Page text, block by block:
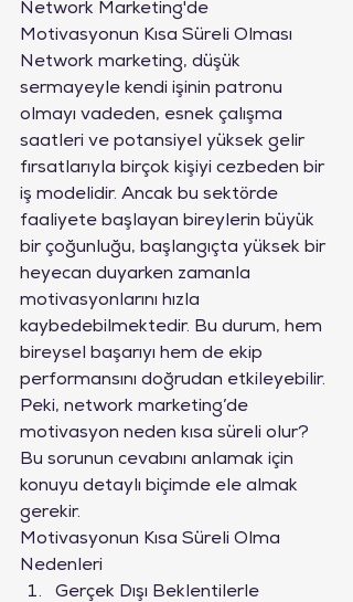
Network Marketing'de
Motivasyonun Kısa Süreli Olması
Network marketing, düşük
sermayeyle kendi işinin patronu
olmayı vadeden, esnek çalışma
saatleri ve potansiyel yüksek gelir
fırsatlarıyla birçok kişiyi cezbeden bir
iş modelidir. Ancak bu sektörde
faaliyete başlayan bireylerin büyük
bir çoğunluğu, başlangıçta yüksek bir
heyecan duyarken zamanla
motivasyonlarını hızla
kaybedebilmektedir. Bu durum, hem
bireysel başarıyı hem de ekip
performansını doğrudan etkileyebilir.
Peki, network marketing’de
motivasyon neden kısa süreli olur?
Bu sorunun cevabını anlamak için
konuyu detaylı biçimde ele almak
gerekir.
Motivasyonun Kısa Süreli Olma
Nedenleri
Gerçek Dışı Beklentilerle